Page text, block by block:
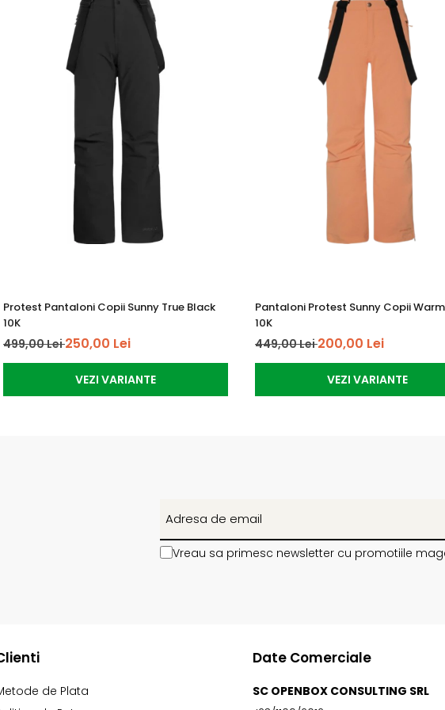
Protest Pantaloni Copii Sunny True Black
10K
499,00 Lei250,00 Lei
VEZI VARIANTE
Pantaloni Protest Sunny Copii
10K
449,00 Lei200,00 Lei
VEZI VARIANTE
Vreau sa primesc newsletter cu promotiile
de Plata
Date Comerciale
SC OPENBOX CONSULTING SRL